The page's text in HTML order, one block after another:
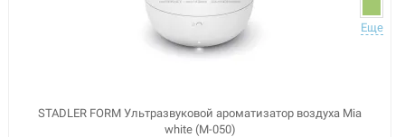
Еще
STADLER FORM Ультразвуковой ароматизатор воздуха Mia
white (M-050)